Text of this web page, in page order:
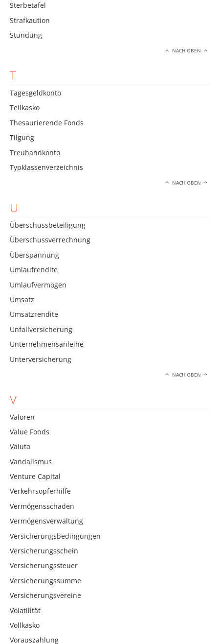
Sterbetafel
Strafkaution
Stundung
NACH OBEN
T
Tagesgeldkonto
Teilkasko
Thesaurierende Fonds
Tilgung
Treuhandkonto
Typklassenverzeichnis
NACH OBEN
U
Überschussbeteiligung
Überschussverrechnung
Überspannung
Umlaufrendite
Umlaufvermögen
Umsatz
Umsatzrendite
Unfallversicherung
Unternehmensanleihe
Unterversicherung
NACH OBEN
V
Valoren
Value Fonds
Valuta
Vandalismus
Venture Capital
Verkehrsopferhilfe
Vermögensschaden
Vermögensverwaltung
Versicherungsbedingungen
Versicherungsschein
Versicherungssteuer
Versicherungssumme
Versicherungsvereine
Volatilität
Vollkasko
Vorauszahlung